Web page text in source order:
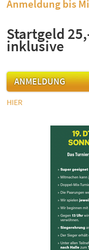
Anmeldung bis
Startgeld
inklusive
ANMELDUNG
HIER